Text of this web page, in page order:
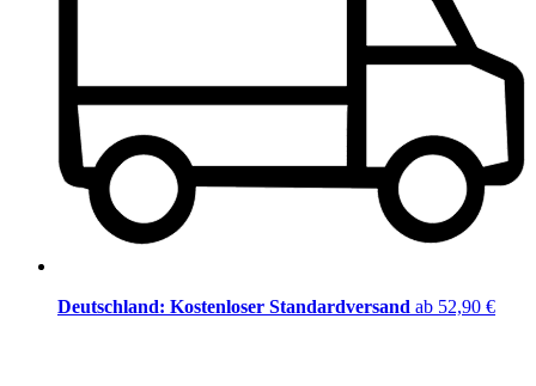
Deutschland: Kostenloser Standardversand ab 52,90 €